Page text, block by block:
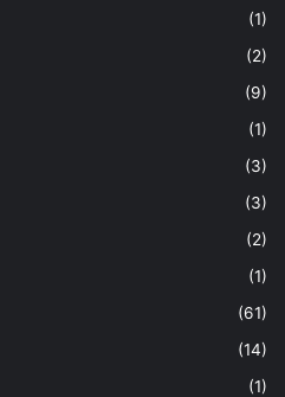
(1)
(2)
(9)
(1)
(3)
(3)
(2)
(1)
(61)
(14)
(1)